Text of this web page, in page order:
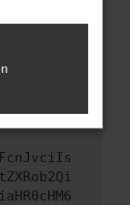
versucht
Du kannst
der